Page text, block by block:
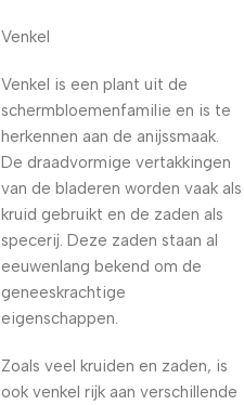
Venkel
Venkel is een plant uit de
schermbloemenfamilie en is te
herkennen aan de anijssmaak.
De draadvormige vertakkingen
van de bladeren worden vaak als
kruid gebruikt en de zaden als
specerij. Deze zaden staan al
eeuwenlang bekend om de
geneeskrachtige
eigenschappen.
Zoals veel kruiden en zaden, is
ook venkel rijk aan verschillende